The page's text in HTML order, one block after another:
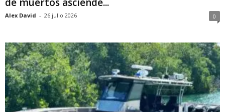
de muertos asciende...
Alex David - 26 julio 2026 0